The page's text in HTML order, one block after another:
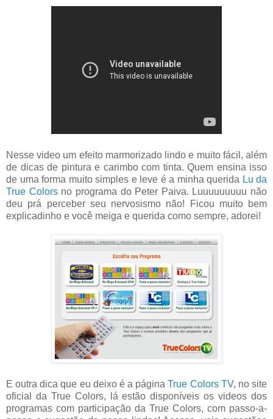
Nesse video um efeito marmorizado lindo e muito fácil, além
de dicas de pintura e carimbo com tinta. Quem ensina isso
de uma forma muito simples e leve é a minha querida Lu da
True Colorsno programa do Peter Paiva. Luuuuuuuuu não
deu prá perceber seu nervosismo não! Ficou muito bem
explicadinho e você meiga e querida como sempre, adorei!
E outra dica que eu deixo é a páginaTrue Colors TV, no site
oficial da True Colors, lá estão disponíveis os videos dos
programas com participação da True Colors, com passo-a-